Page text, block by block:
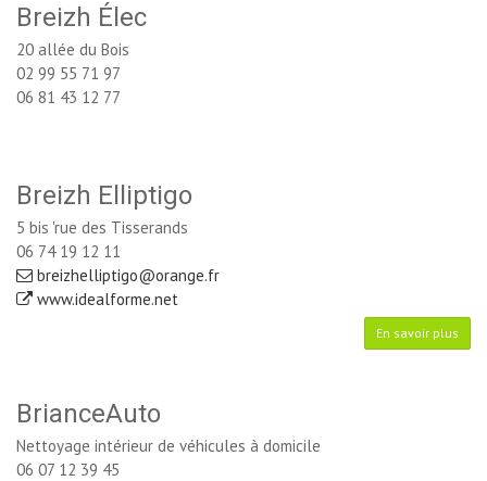
Breizh Élec
20 allée du Bois
02 99 55 71 97
06 81 43 12 77
Breizh Elliptigo
5 bis 'rue des Tisserands
06 74 19 12 11
breizhelliptigo@orange.fr
www.idealforme.net
En savoir plus
BrianceAuto
Nettoyage intérieur de véhicules à domicile
06 07 12 39 45